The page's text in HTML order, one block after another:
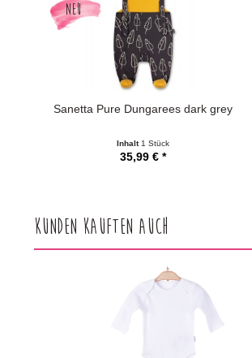
NEU
Sanetta Pure Dungarees dark grey
Inhalt 1 Stück
35,99 € *
Kunden kauften auch